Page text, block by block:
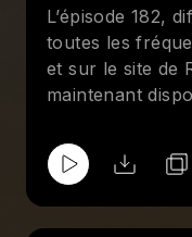
Abonnez-vous
suivez la page
l'Arène!
L’épisode 182,
toutes les
et sur le site de
maintenant
auxRois De
Dave
sur les